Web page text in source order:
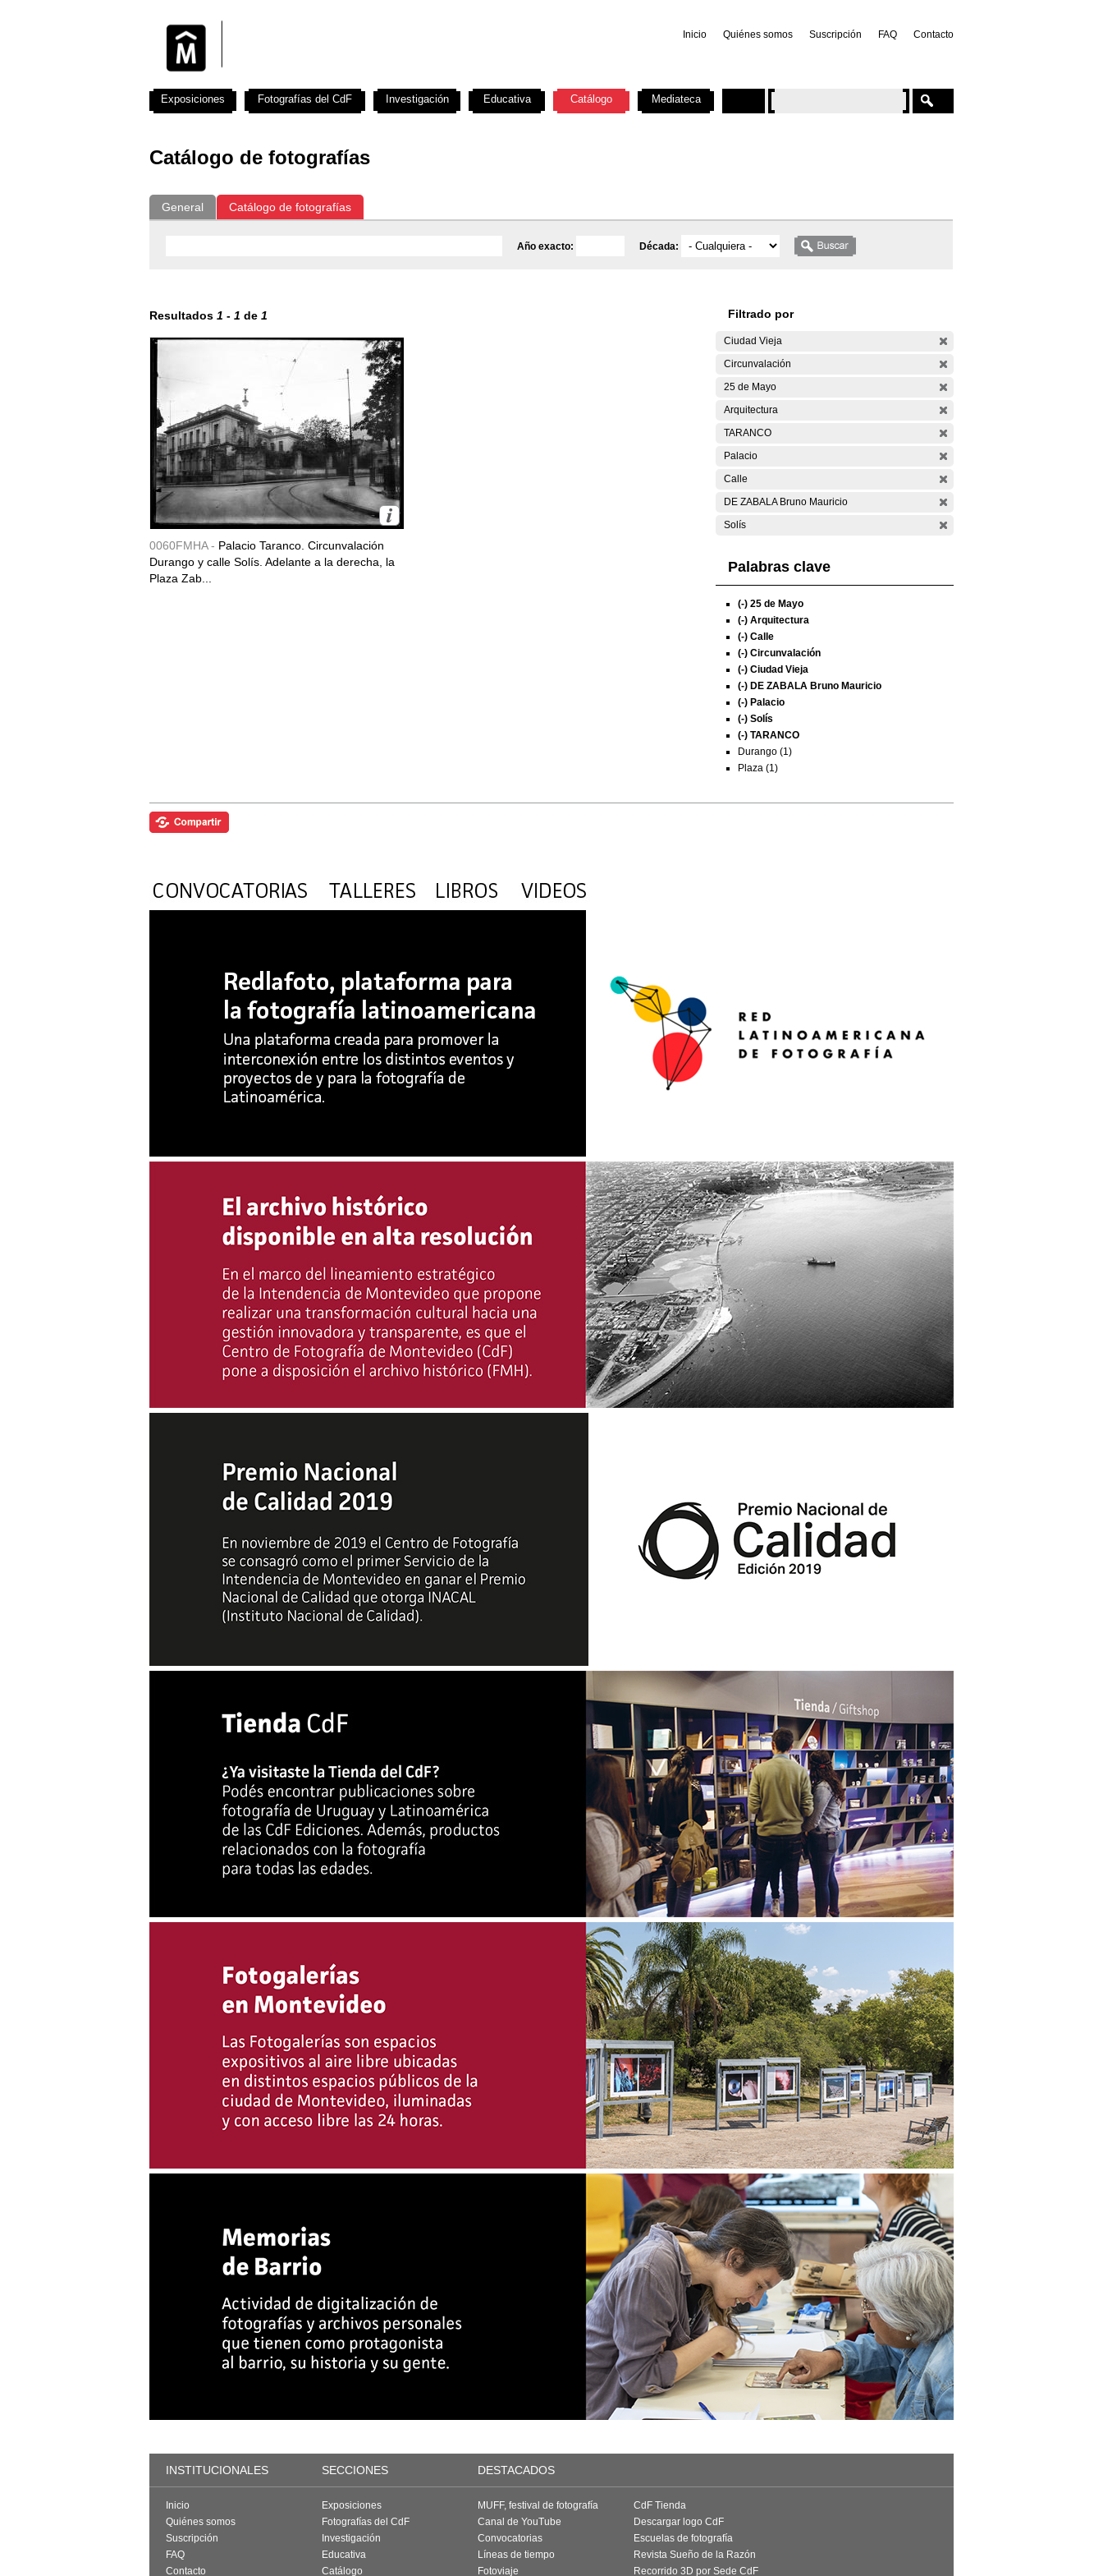
Inicio Quiénes somos Suscripción FAQ Contacto
Catálogo de fotografías
General Catálogo de fotografías
Año exacto: Década:
Resultados 1 - 1 de 1
0060FMHA - Palacio Taranco. Circunvalación
Durango y calle Solís. Adelante a la derecha, la
Plaza Zab...
Filtrado por
Ciudad Vieja
Circunvalación
25 de Mayo
Arquitectura
TARANCO
Palacio
Calle
DE ZABALA Bruno Mauricio
Solís
Palabras clave
(-) 25 de Mayo
(-) Arquitectura
(-) Calle
(-) Circunvalación
(-) Ciudad Vieja
(-) DE ZABALA Bruno Mauricio
(-) Palacio
(-) Solís
(-) TARANCO
Durango (1)
Plaza (1)
Exposiciones Fotografías del CdF Investigación Educativa Catálogo Mediateca
INSTITUCIONALES SECCIONES DESTACADOS
Inicio
Quiénes somos
Suscripción
FAQ
Contacto
Exposiciones
Fotografías del CdF
Investigación
Educativa
Catálogo
MUFF, festival de fotografía
Canal de YouTube
Convocatorias
Líneas de tiempo
Fotoviaje
CdF Tienda
Descargar logo CdF
Escuelas de fotografía
Revista Sueño de la Razón
Recorrido 3D por Sede CdF